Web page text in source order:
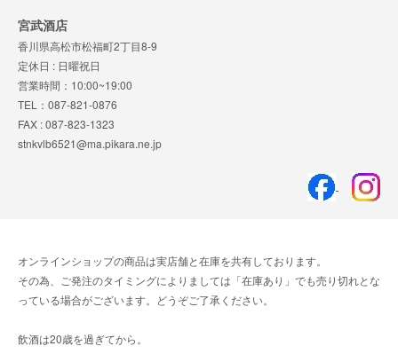
宮武酒店
香川県高松市松福町2丁目8-9
定休日 : 日曜祝日
営業時間：10:00~19:00
TEL：087-821-0876
FAX : 087-823-1323
stnkvlb6521@ma.pikara.ne.jp
オンラインショップの商品は実店舗と在庫を共有しております。
その為、ご発注のタイミングによりましては「在庫あり」でも売り切れとな
っている場合がございます。どうぞご了承ください。
飲酒は20歳を過ぎてから。